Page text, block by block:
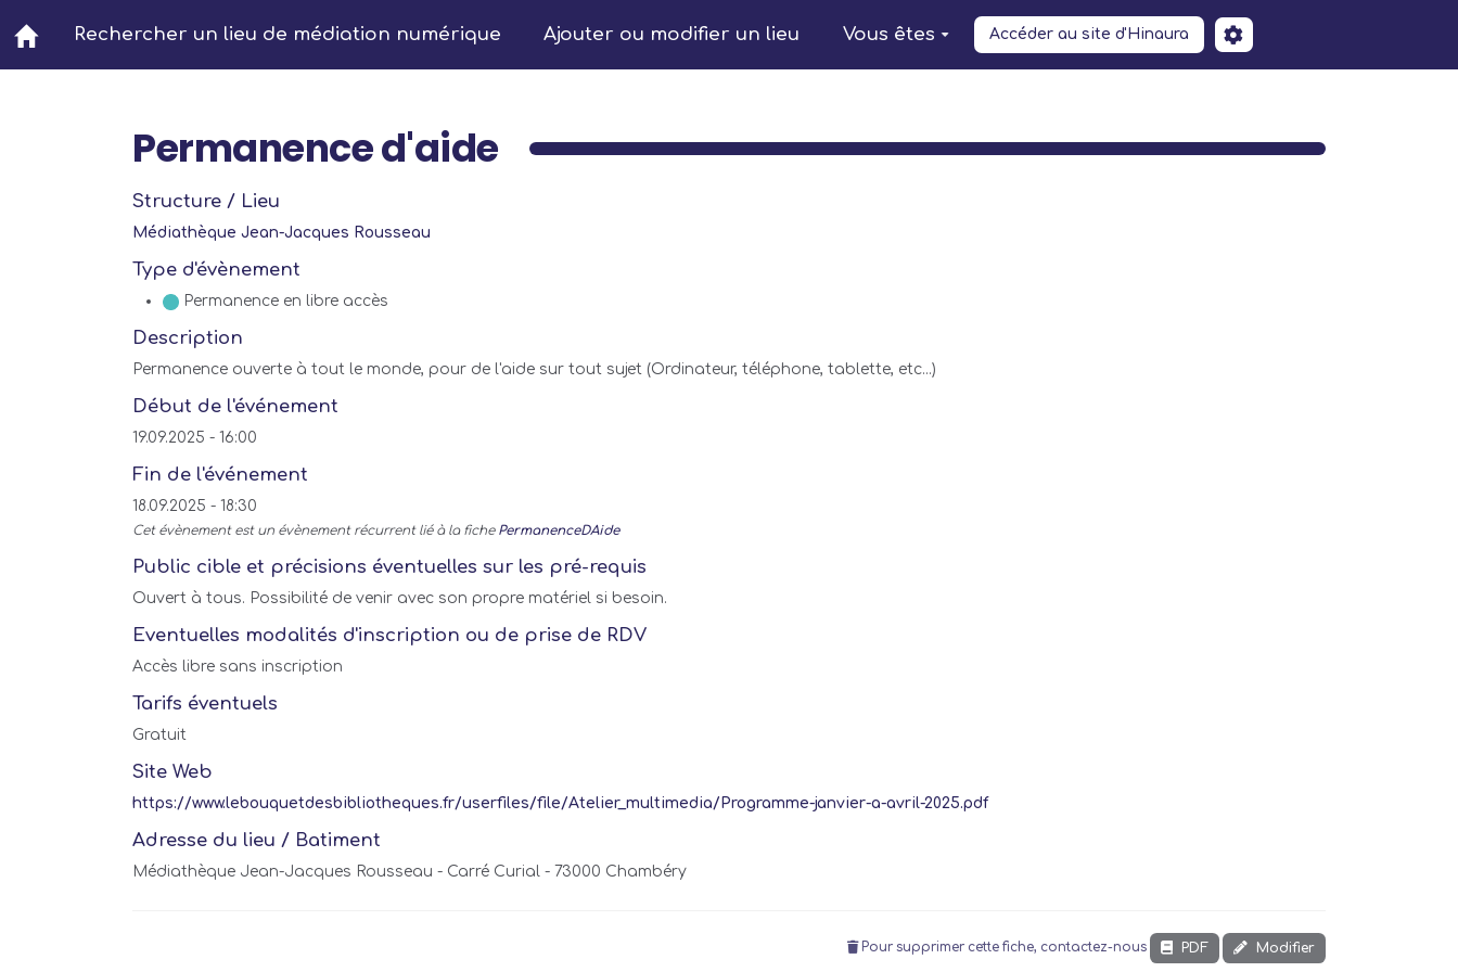
Aller au contenu principal
Rechercher un lieu de médiation numérique Ajouter ou modifier un lieu Vous êtes Accéder au site d'Hinaura
Permanence d'aide
Structure / Lieu
Médiathèque Jean-Jacques Rousseau
Type d'évènement
Permanence en libre accès
Description
Permanence ouverte à tout le monde, pour de l'aide sur tout sujet (Ordinateur, téléphone, tablette, etc...)
Début de l'événement
19.09.2025 - 16:00
Fin de l'événement
18.09.2025 - 18:30
Cet évènement est un évènement récurrent lié à la fiche PermanenceDAide
Public cible et précisions éventuelles sur les pré-requis
Ouvert à tous. Possibilité de venir avec son propre matériel si besoin.
Eventuelles modalités d'inscription ou de prise de RDV
Accès libre sans inscription
Tarifs éventuels
Gratuit
Site Web
https://www.lebouquetdesbibliotheques.fr/userfiles/file/Atelier_multimedia/Programme-janvier-a-avril-2025.pdf
Adresse du lieu / Batiment
Médiathèque Jean-Jacques Rousseau - Carré Curial - 73000 Chambéry
Pour supprimer cette fiche, contactez-nous PDF Modifier